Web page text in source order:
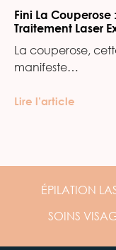
Fini La
Traitement Laser
La couperose,
manifeste…
Lire l’article
ÉPILATION
SOINS